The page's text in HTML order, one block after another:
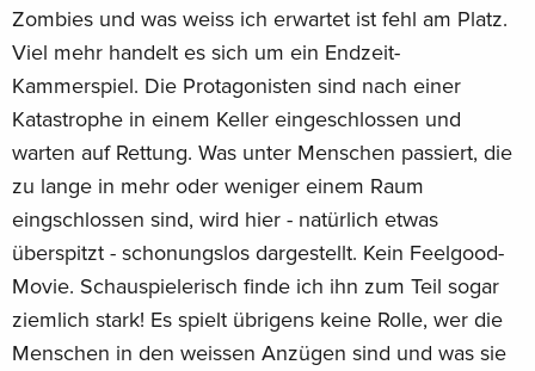
Zombies und was weiss ich erwartet ist fehl am Platz.
Viel mehr handelt es sich um ein Endzeit-
Kammerspiel. Die Protagonisten sind nach einer
Katastrophe in einem Keller eingeschlossen und
warten auf Rettung. Was unter Menschen passiert, die
zu lange in mehr oder weniger einem Raum
eingschlossen sind, wird hier - natürlich etwas
überspitzt - schonungslos dargestellt. Kein Feelgood-
Movie. Schauspielerisch finde ich ihn zum Teil sogar
ziemlich stark! Es spielt übrigens keine Rolle, wer die
Menschen in den weissen Anzügen sind und was sie